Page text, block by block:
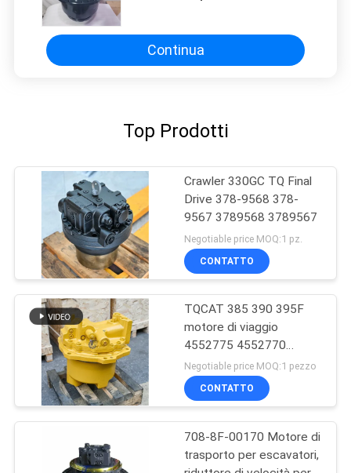
40030 R480LC-9 R500LC-7
R520LC-9
Continua
Top Prodotti
Crawler 330GC TQ Final
Drive 378-9568 378-
9567 3789568 3789567
Negotiable price MOQ:1 pz.
CONTATTO
TQCAT 385 390 395F
motore di viaggio
4552775 4552770
4552769 4552771
sTQCATola di riduzione
della trazione finale
Negotiable price MOQ:1 pezzo
CONTATTO
708-8F-00170 Motore di
trasporto per escavatori,